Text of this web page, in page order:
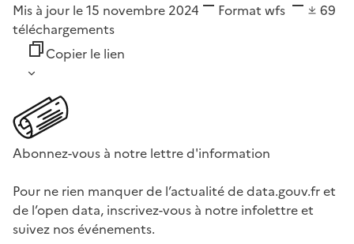
Mis à jour le 15 novembre 2024 Format wfs
69
téléchargements
Copier le lien
Abonnez-vous à notre lettre d'information
Pour ne rien manquer de l’actualité de data.gouv.fr et
de l’open data, inscrivez-vous à notre infolettre et
suivez nos événements.